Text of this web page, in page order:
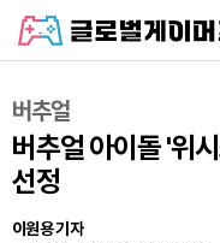
버추얼
버추얼 아이돌 '위
선정
이원용 기자